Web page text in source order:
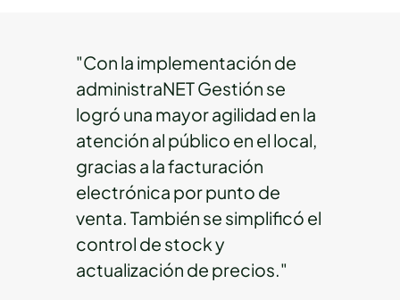
"Con la implementación de
administraNET Gestión se
logró una mayor agilidad en la
atención al público en el local,
gracias a la facturación
electrónica por punto de
venta. También se simplificó el
control de stock y
actualización de precios."